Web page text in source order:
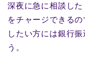
深夜に急に相談し
をチャージできる
したい方には銀行
う。